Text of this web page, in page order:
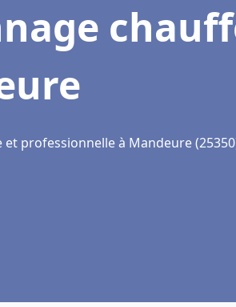
professionnelle à Mandeure